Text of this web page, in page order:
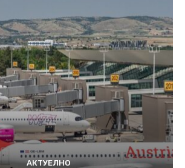
АКТУЕЛНО